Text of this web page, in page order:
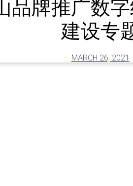
品牌推广数
建设专
MARCH 26, 2021